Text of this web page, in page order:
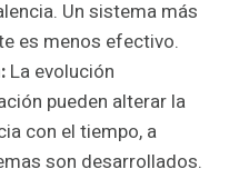
Un sistema más
es menos efectivo.
La evolución
pueden alterar la
con el tiempo, a
son desarrollados.